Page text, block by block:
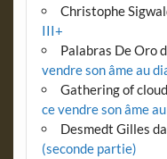
Christophe
III+
Palabras De Oro
vendre son âme au
Gathering of
ce vendre son âme
Desmedt Gilles
(seconde partie)